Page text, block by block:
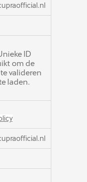
ID
om de
valideren
laden.